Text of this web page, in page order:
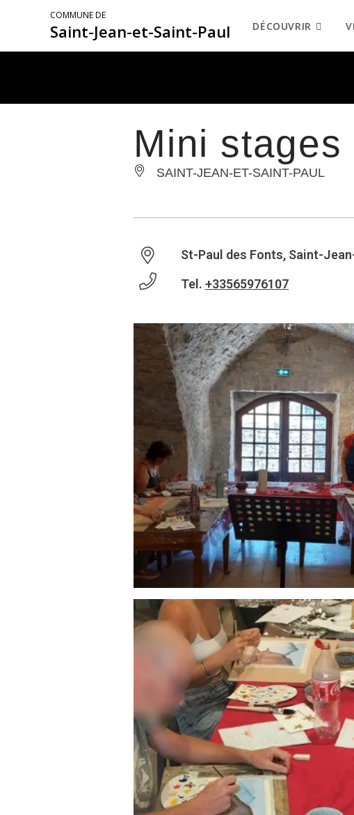
COMMUNE DE
Saint-Jean-et-Saint-Paul DÉCOUVRIR
Mini stages
SAINT-JEAN-ET-SAINT-PAUL
St-Paul des Fonts, Saint-
Tel. +33565976107